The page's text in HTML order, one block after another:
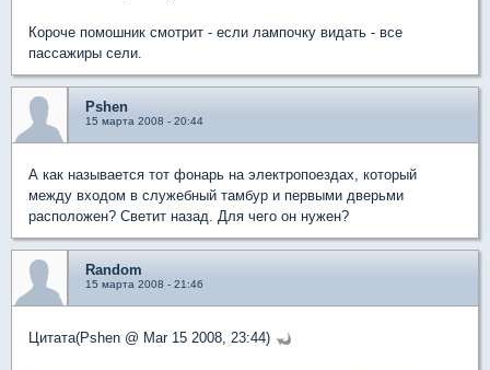
Короче помошник смотрит - если лампочку видать - все
пассажиры сели.
Pshen
15 марта 2008 - 20:44
А как называется тот фонарь на электропоездах, который
между входом в служебный тамбур и первыми дверьми
расположен? Светит назад. Для чего он нужен?
Random
15 марта 2008 - 21:46
Цитата(Pshen @ Mar 15 2008, 23:44)